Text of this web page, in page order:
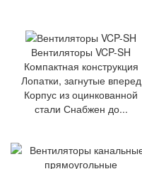
Вентиляторы VCP-SH
Компактная конструкция
Лопатки, загнутые вперед
Корпус из оцинкованной
стали Снабжен до...